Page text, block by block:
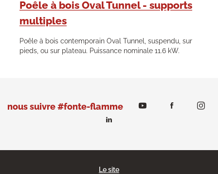
Poêle à bois Oval Tunnel - supports
multiples
Poêle à bois contemporain Oval Tunnel, suspendu, sur
pieds, ou sur plateau. Puissance nominale 11.6 kW.
nous suivre #fonte-flamme
Le site